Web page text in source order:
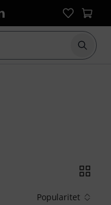
Start
Popularitet